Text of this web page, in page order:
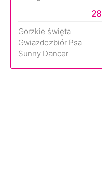
Gorzkie święta
Gwiazdozbiór Psa
Sunny Dancer